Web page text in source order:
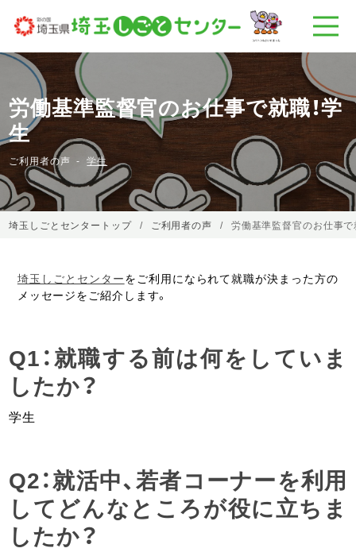
労働基準監督官のお仕事で就職！学
生
ご利用者の声 学生
埼玉しごとセンタートップ ご利用者の声 労働基準監督官のお仕事で
埼玉しごとセンターをご利用になられて就職が決まった方の
メッセージをご紹介します。
Q1：就職する前は何をしていま
したか？
学生
Q2：就活中、若者コーナーを利用
してどんなところが役に立ちま
したか？